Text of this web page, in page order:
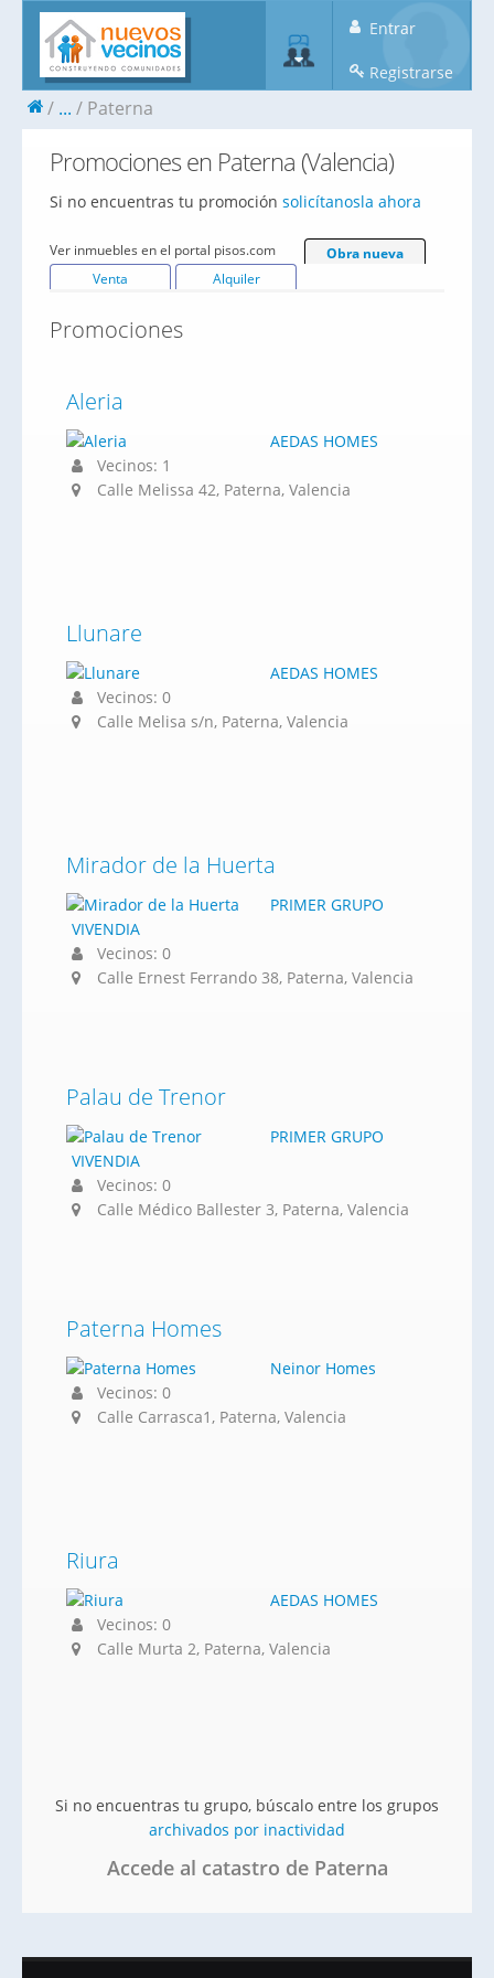
Entrar
Registrarse
... Paterna
Promociones en Paterna (Valencia)
Si no encuentras tu promoción solicítanosla ahora
Ver inmuebles en el portal pisos.com
Obra nueva
Venta
Alquiler
Promociones
Aleria
AEDAS HOMES
Vecinos: 1
Calle Melissa 42, Paterna, Valencia
Llunare
AEDAS HOMES
Vecinos: 0
Calle Melisa s/n, Paterna, Valencia
Mirador de la Huerta
PRIMER GRUPO
VIVENDIA
Vecinos: 0
Calle Ernest Ferrando 38, Paterna, Valencia
Palau de Trenor
PRIMER GRUPO
VIVENDIA
Vecinos: 0
Calle Médico Ballester 3, Paterna, Valencia
Paterna Homes
Neinor Homes
Vecinos: 0
Calle Carrasca1, Paterna, Valencia
Riura
AEDAS HOMES
Vecinos: 0
Calle Murta 2, Paterna, Valencia
Si no encuentras tu grupo, búscalo entre los grupos
archivados por inactividad
Accede al catastro de Paterna